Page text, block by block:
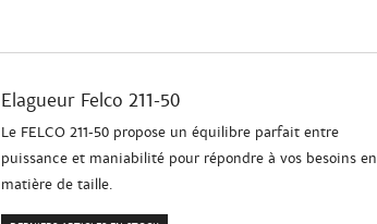
Elagueur Felco 211-50
Le FELCO 211-50 propose un équilibre parfait entre
puissance et maniabilité pour répondre à vos besoins en
matière de taille.